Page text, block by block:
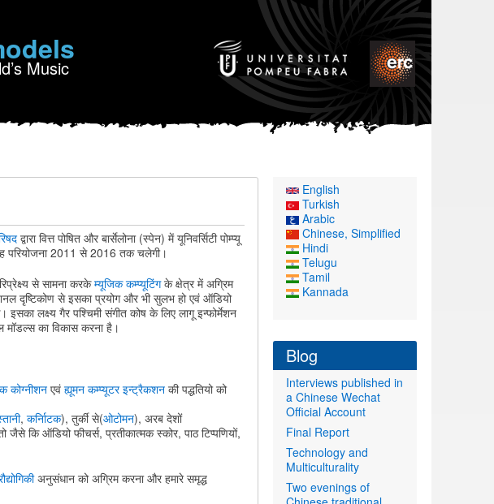
Music
द्वारा वित्त पोषित और बार्सेलोना (स्पेन) में यूनिवर्सिटी पोम्प्यू
परियोजना 2011 से 2016 तक चलेगी।
से सामना करकेम्यूजिक कम्प्यूटिंगके क्षेत्र में अग्रिम
दृष्टिकोण से इसका प्रयोग और भी सुलभ हो एवं ऑडियो
लक्ष्य गैर पश्चिमी संगीत कोष के लिए लागू इन्फोर्मेशन
मॉडल्स का विकास करना है।
कोग्नीशनएवं ह्यूमन कम्प्यूटर इन्ट्रैकशनकी पद्धतियो को
, कर्नािटक), तुर्की से(ओटोमन), अरब देशों
जैसे कि ऑडियो फीचर्स, प्रतीकात्मक स्कोर, पाठ टिप्पणियों,
अनुसंधान को अग्रिम करना और हमारे समृद्ध
English
Turkish
Arabic
Chinese, Simplified
Hindi
Telugu
Tamil
Kannada
Blog
Interviews published in
a Chinese Wechat
Official Account
Final Report
Technology and
Multiculturality
Two evenings of